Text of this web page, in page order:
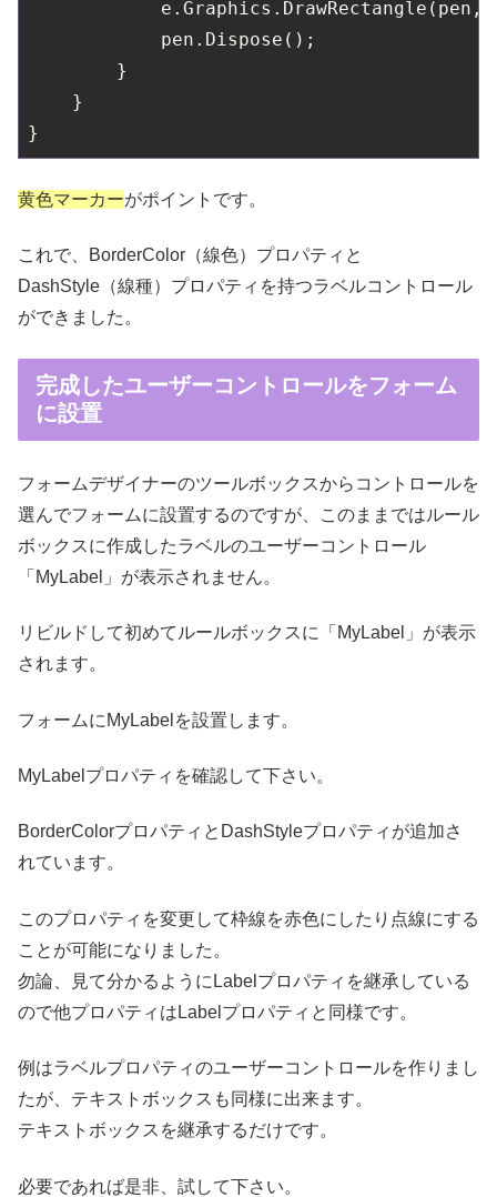
            e.Graphics.DrawRectangle(pen,
            pen.Dispose();
        }
    }
黄色マーカーがポイントです。
これで、BorderColor（線色）プロパティと
DashStyle（線種）プロパティを持つラベルコントロール
ができました。
完成したユーザーコントロールをフォーム
に設置
フォームデザイナーのツールボックスからコントロールを
選んでフォームに設置するのですが、このままではルール
ボックスに作成したラベルのユーザーコントロール
「MyLabel」が表示されません。
リビルドして初めてルールボックスに「MyLabel」が表示
されます。
フォームにMyLabelを設置します。
MyLabelプロパティを確認して下さい。
BorderColorプロパティとDashStyleプロパティが追加さ
れています。
このプロパティを変更して枠線を赤色にしたり点線にする
ことが可能になりました。
勿論、見て分かるようにLabelプロパティを継承している
ので他プロパティはLabelプロパティと同様です。
例はラベルプロパティのユーザーコントロールを作りまし
たが、テキストボックスも同様に出来ます。
テキストボックスを継承するだけです。
必要であれば是非、試して下さい。